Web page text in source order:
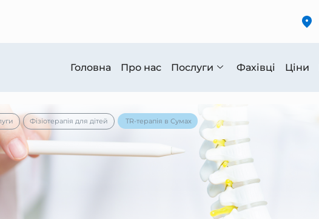
Головна Про нас Послуги Фахівці Ціни
Фізіотерапія для дітей TR-терапія в Сумах